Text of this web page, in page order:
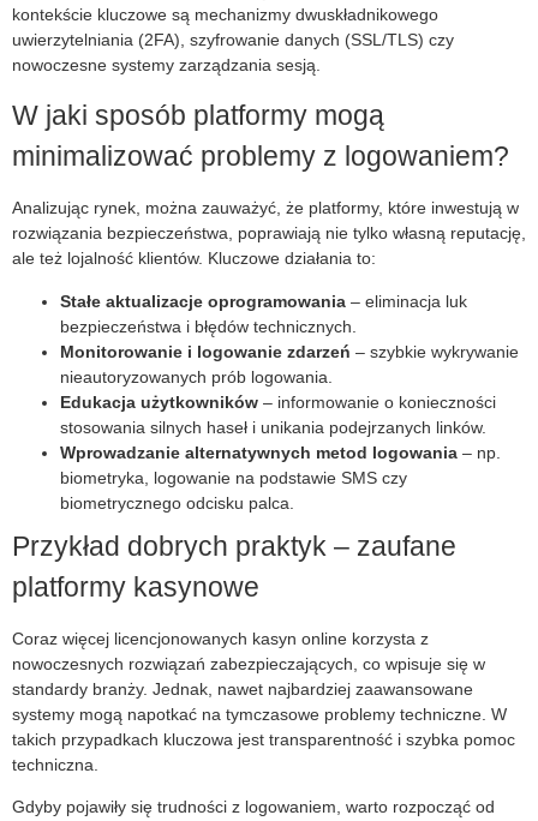
kontekście kluczowe są mechanizmy dwuskładnikowego
uwierzytelniania (2FA), szyfrowanie danych (SSL/TLS) czy
nowoczesne systemy zarządzania sesją.
W jaki sposób platformy mogą
minimalizować problemy z logowaniem?
Analizując rynek, można zauważyć, że platformy, które inwestują w
rozwiązania bezpieczeństwa, poprawiają nie tylko własną reputację,
ale też lojalność klientów. Kluczowe działania to:
Stałe aktualizacje oprogramowania – eliminacja luk
bezpieczeństwa i błędów technicznych.
Monitorowanie i logowanie zdarzeń – szybkie wykrywanie
nieautoryzowanych prób logowania.
Edukacja użytkowników – informowanie o konieczności
stosowania silnych haseł i unikania podejrzanych linków.
Wprowadzanie alternatywnych metod logowania – np.
biometryka, logowanie na podstawie SMS czy
biometrycznego odcisku palca.
Przykład dobrych praktyk – zaufane
platformy kasynowe
Coraz więcej licencjonowanych kasyn online korzysta z
nowoczesnych rozwiązań zabezpieczających, co wpisuje się w
standardy branży. Jednak, nawet najbardziej zaawansowane
systemy mogą napotkać na tymczasowe problemy techniczne. W
takich przypadkach kluczowa jest transparentność i szybka pomoc
techniczna.
Gdyby pojawiły się trudności z logowaniem, warto rozpocząć od